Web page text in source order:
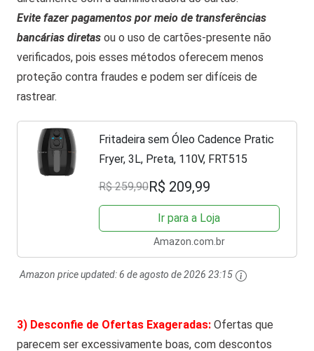
Evite fazer pagamentos por meio de transferências
bancárias diretas ou o uso de cartões-presente não
verificados, pois esses métodos oferecem menos
proteção contra fraudes e podem ser difíceis de
rastrear.
Fritadeira sem Óleo Cadence Pratic
Fryer, 3L, Preta, 110V, FRT515
R$ 259,90R$ 209,99
Ir para a Loja
Amazon.com.br
Amazon price updated:6 de agosto de 2026 23:15
3) Desconfie de Ofertas Exageradas: Ofertas que
parecem ser excessivamente boas, com descontos